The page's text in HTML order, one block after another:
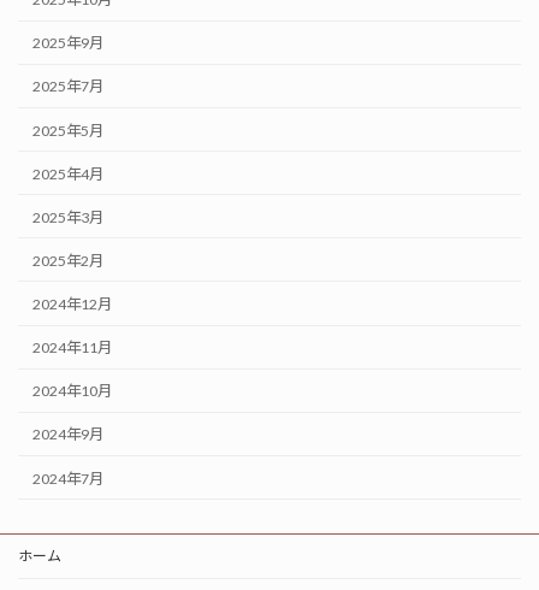
2025年9月
2025年7月
2025年5月
2025年4月
2025年3月
2025年2月
2024年12月
2024年11月
2024年10月
2024年9月
2024年7月
ホーム